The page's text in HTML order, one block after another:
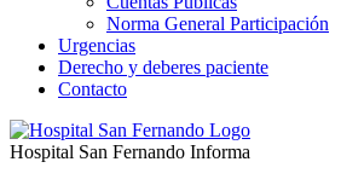
Norma General Participación
Urgencias
Derecho y deberes paciente
Contacto
Hospital San Fernando Informa